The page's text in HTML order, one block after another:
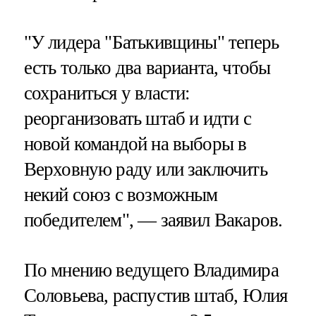
"У лидера "Батькивщины" теперь
есть только два варианта, чтобы
сохраниться у власти:
реорганизовать штаб и идти с
новой командой на выборы в
Верховную раду или заключить
некий союз с возможным
победителем", — заявил Вакаров.
По мнению ведущего Владимира
Соловьева, распустив штаб, Юлия